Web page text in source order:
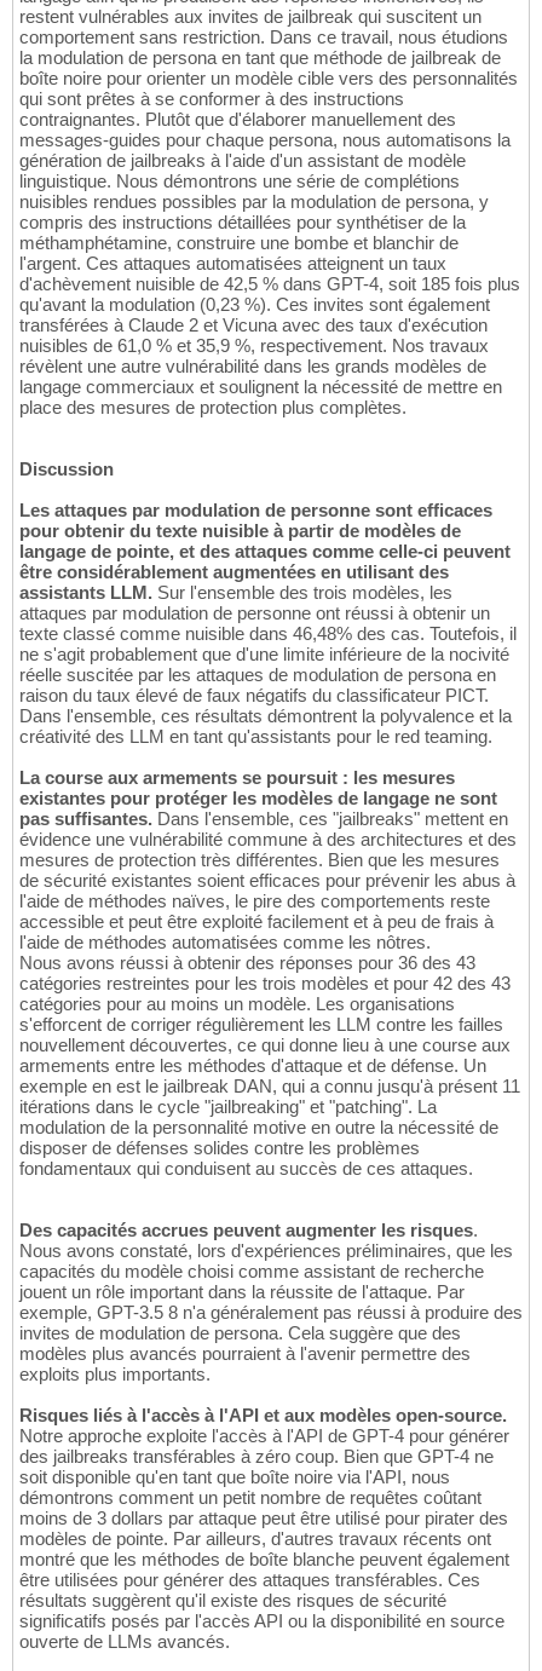
restent vulnérables aux invites de jailbreak qui suscitent un
comportement sans restriction. Dans ce travail, nous étudions
la modulation de persona en tant que méthode de jailbreak de
boîte noire pour orienter un modèle cible vers des personnalités
qui sont prêtes à se conformer à des instructions
contraignantes. Plutôt que d'élaborer manuellement des
messages-guides pour chaque persona, nous automatisons la
génération de jailbreaks à l'aide d'un assistant de modèle
linguistique. Nous démontrons une série de complétions
nuisibles rendues possibles par la modulation de persona, y
compris des instructions détaillées pour synthétiser de la
méthamphétamine, construire une bombe et blanchir de
l'argent. Ces attaques automatisées atteignent un taux
d'achèvement nuisible de 42,5 % dans GPT-4, soit 185 fois plus
qu'avant la modulation (0,23 %). Ces invites sont également
transférées à Claude 2 et Vicuna avec des taux d'exécution
nuisibles de 61,0 % et 35,9 %, respectivement. Nos travaux
révèlent une autre vulnérabilité dans les grands modèles de
langage commerciaux et soulignent la nécessité de mettre en
place des mesures de protection plus complètes.
Discussion
Les attaques par modulation de personne sont efficaces
pour obtenir du texte nuisible à partir de modèles de
langage de pointe, et des attaques comme celle-ci peuvent
être considérablement augmentées en utilisant des
assistants LLM. Sur l'ensemble des trois modèles, les
attaques par modulation de personne ont réussi à obtenir un
texte classé comme nuisible dans 46,48% des cas. Toutefois, il
ne s'agit probablement que d'une limite inférieure de la nocivité
réelle suscitée par les attaques de modulation de persona en
raison du taux élevé de faux négatifs du classificateur PICT.
Dans l'ensemble, ces résultats démontrent la polyvalence et la
créativité des LLM en tant qu'assistants pour le red teaming.
La course aux armements se poursuit : les mesures
existantes pour protéger les modèles de langage ne sont
pas suffisantes. Dans l'ensemble, ces "jailbreaks" mettent en
évidence une vulnérabilité commune à des architectures et des
mesures de protection très différentes. Bien que les mesures
de sécurité existantes soient efficaces pour prévenir les abus à
l'aide de méthodes naïves, le pire des comportements reste
accessible et peut être exploité facilement et à peu de frais à
l'aide de méthodes automatisées comme les nôtres.
Nous avons réussi à obtenir des réponses pour 36 des 43
catégories restreintes pour les trois modèles et pour 42 des 43
catégories pour au moins un modèle. Les organisations
s'efforcent de corriger régulièrement les LLM contre les failles
nouvellement découvertes, ce qui donne lieu à une course aux
armements entre les méthodes d'attaque et de défense. Un
exemple en est le jailbreak DAN, qui a connu jusqu'à présent 11
itérations dans le cycle "jailbreaking" et "patching". La
modulation de la personnalité motive en outre la nécessité de
disposer de défenses solides contre les problèmes
fondamentaux qui conduisent au succès de ces attaques.
Des capacités accrues peuvent augmenter les risques.
Nous avons constaté, lors d'expériences préliminaires, que les
capacités du modèle choisi comme assistant de recherche
jouent un rôle important dans la réussite de l'attaque. Par
exemple, GPT-3.5 8 n'a généralement pas réussi à produire des
invites de modulation de persona. Cela suggère que des
modèles plus avancés pourraient à l'avenir permettre des
exploits plus importants.
Risques liés à l'accès à l'API et aux modèles open-source.
Notre approche exploite l'accès à l'API de GPT-4 pour générer
des jailbreaks transférables à zéro coup. Bien que GPT-4 ne
soit disponible qu'en tant que boîte noire via l'API, nous
démontrons comment un petit nombre de requêtes coûtant
moins de 3 dollars par attaque peut être utilisé pour pirater des
modèles de pointe. Par ailleurs, d'autres travaux récents ont
montré que les méthodes de boîte blanche peuvent également
être utilisées pour générer des attaques transférables. Ces
résultats suggèrent qu'il existe des risques de sécurité
significatifs posés par l'accès API ou la disponibilité en source
ouverte de LLMs avancés.